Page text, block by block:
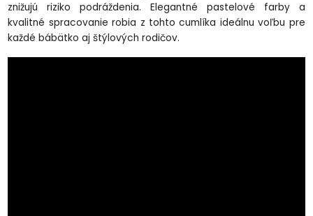
znižujú riziko podráždenia. Elegantné pastelové farby a
kvalitné spracovanie robia z tohto cumlíka ideálnu voľbu pre
každé bábätko aj štýlových rodičov.